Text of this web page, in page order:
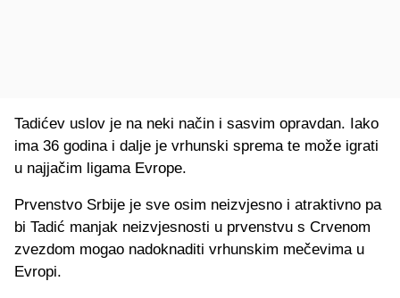
Tadićev uslov je na neki način i sasvim opravdan. Iako
ima 36 godina i dalje je vrhunski sprema te može igrati
u najjačim ligama Evrope.
Prvenstvo Srbije je sve osim neizvjesno i atraktivno pa
bi Tadić manjak neizvjesnosti u prvenstvu s Crvenom
zvezdom mogao nadoknaditi vrhunskim mečevima u
Evropi.